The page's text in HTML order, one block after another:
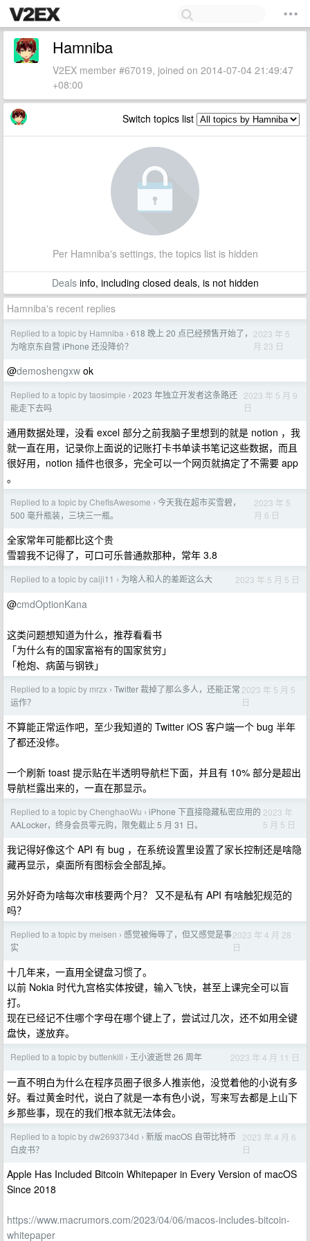
Hamniba
V2EX member #67019, joined on 2014-07-04 21:49:47
+08:00
Switch topics list
Per Hamniba's settings, the topics list is hidden
Dealsinfo, including closed deals, is not hidden
Hamniba's recent replies
Replied to a topic by Hamniba › 618 晚上 20 点已经预售开始了，
为啥京东自营 iPhone 还没降价？
2023 年 5
月 23 日
@demoshengxw ok
Replied to a topic by taosimple › 2023 年独立开发者这条路还
能走下去吗
2023 年 5 月 9
日
通用数据处理，没看 excel 部分之前我脑子里想到的就是 notion ，我
就一直在用，记录你上面说的记账打卡书单读书笔记这些数据，而且
很好用，notion 插件也很多，完全可以一个网页就搞定了不需要 app
。
Replied to a topic by ChefIsAwesome › 今天我在超市买雪碧，
500 毫升瓶装，三块三一瓶。
2023 年 5
月 6 日
全家常年可能都比这个贵
雪碧我不记得了，可口可乐普通款那种，常年 3.8
Replied to a topic by caiji11 › 为啥人和人的差距这么大 2023 年 5 月 5 日
@cmdOptionKana
这类问题想知道为什么，推荐看看书
「为什么有的国家富裕有的国家贫穷」
「枪炮、病菌与钢铁」
Replied to a topic by mrzx › Twitter 裁掉了那么多人，还能正常
运作？
2023 年 5 月 5
日
不算能正常运作吧，至少我知道的 Twitter iOS 客户端一个 bug 半年
了都还没修。
一个刷新 toast 提示贴在半透明导航栏下面，并且有 10% 部分是超出
导航栏露出来的，一直在那显示。
Replied to a topic by ChenghaoWu › iPhone 下直接隐藏私密应用的
AALocker，终身会员零元购，限免截止 5 月 31 日。
2023 年
5 月 5 日
我记得好像这个 API 有 bug ，在系统设置里设置了家长控制还是啥隐
藏再显示，桌面所有图标会全部乱掉。
另外好奇为啥每次审核要两个月？ 又不是私有 API 有啥触犯规范的
吗？
Replied to a topic by meisen › 感觉被侮辱了，但又感觉是事
实
2023 年 4 月 28
日
十几年来，一直用全键盘习惯了。
以前 Nokia 时代九宫格实体按键，输入飞快，甚至上课完全可以盲
打。
现在已经记不住哪个字母在哪个键上了，尝试过几次，还不如用全键
盘快，遂放弃。
Replied to a topic by buttenkill › 王小波逝世 26 周年 2023 年 4 月 11 日
一直不明白为什么在程序员圈子很多人推崇他，没觉着他的小说有多
好。看过黄金时代，说白了就是一本有色小说，写来写去都是上山下
乡那些事，现在的我们根本就无法体会。
Replied to a topic by dw2693734d › 新版 macOS 自带比特币
白皮书？
2023 年 4 月 6
日
Apple Has Included Bitcoin Whitepaper in Every Version of macOS
Since 2018
https://www.macrumors.com/2023/04/06/macos-includes-bitcoin-
whitepaper